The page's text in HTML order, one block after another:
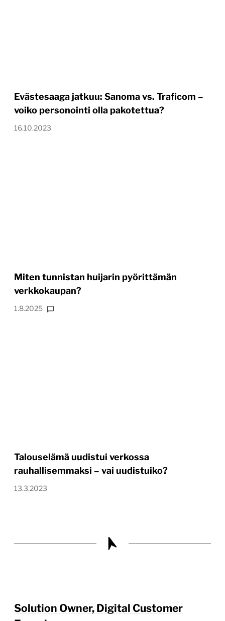
Evästesaaga jatkuu: Sanoma vs. Traficom –
voiko personointi olla pakotettua?
16.10.2023
Miten tunnistan huijarin pyörittämän
verkkokaupan?
1.8.2025
Talouselämä uudistui verkossa
rauhallisemmaksi – vai uudistuiko?
13.3.2023
Solution Owner, Digital Customer